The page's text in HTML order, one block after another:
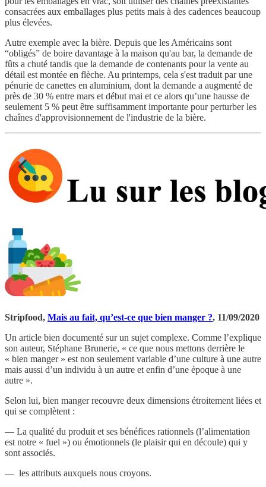
consacrées aux emballages plus petits mais à des cadences beaucoup
plus élevées.
Autre exemple avec la bière. Depuis que les Américains sont
“obligés” de boire davantage à la maison qu'au bar, la demande de
fûts a chuté tandis que la demande de contenants pour la vente au
détail est montée en flèche. Au printemps, cela s'est traduit par une
pénurie de canettes en aluminium, dont la demande a augmenté de
près de 30 % entre mars et début mai et ce alors qu’une hausse de
seulement 5 % peut être suffisamment importante pour perturber les
chaînes d'approvisionnement de l'industrie de la bière.
Stripfood, Mais au fait, qu’est-ce que bien manger ?, 11/09/2020
Un article bien documenté sur un sujet complexe. Comme l’explique
son auteur, Stéphane Brunerie, « ce que nous mettons derrière le
« bien manger » est non seulement variable d’une culture à une autre
mais aussi d’un individu à un autre et enfin d’une époque à une
autre ».
Selon lui, bien manger recouvre deux dimensions étroitement liées et
qui se complètent :
— La qualité du produit et ses bénéfices rationnels (l’alimentation
est notre « fuel ») ou émotionnels (le plaisir qui en découle) qui y
sont associés.
— les attributs auxquels nous croyons.